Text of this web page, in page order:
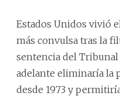
Estados Unidos vivió
más convulsa tras la
sentencia del
adelante eliminaría la
desde 1973 y